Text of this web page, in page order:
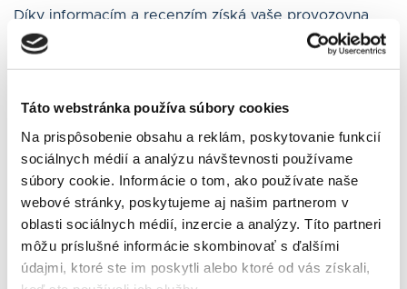
Táto webstránka používa súbory cookies
Na prispôsobenie obsahu a reklám, poskytovanie funkcií
sociálnych médií a analýzu návštevnosti používame
súbory cookie. Informácie o tom, ako používate naše
webové stránky, poskytujeme aj našim partnerom v
oblasti sociálnych médií, inzercie a analýzy. Títo partneri
môžu príslušné informácie skombinovať s ďalšími
údajmi, ktoré ste im poskytli alebo ktoré od vás získali,
Díky informacím a recenzím získá vaše provozovna
důvěru
už na první pohled. Nemusíte přitom utrácet
za reklamu – profil je zcela zdarma. Navíc s ním
odpovědí na recenze nebo i přes WhatsApp.
Přístup ke statistikám vám pomůže zjistit, jak vás
zákazníci vyhledávají, kontaktují nebo kdy vás
navštěvují.
Navíc optimalizovaný profil můžezvýšit organickou
návštěvnost webu.